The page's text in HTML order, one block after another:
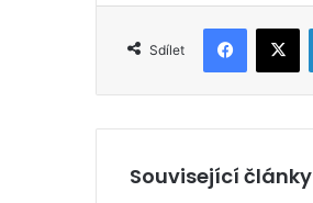
Sdílet
Související články